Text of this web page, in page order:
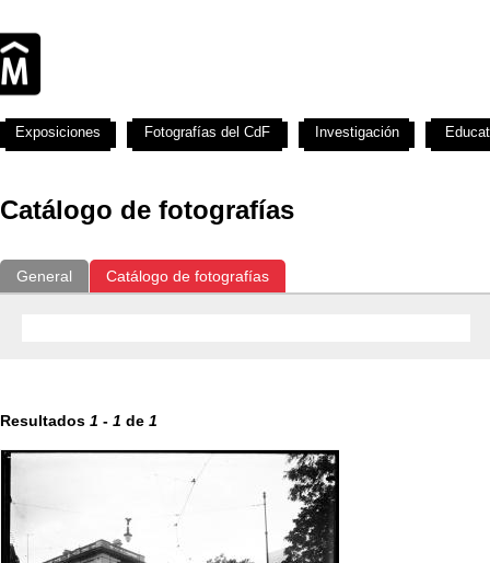
Catálogo de fotografías
General Catálogo de fotografías
Resultados 1 - 1 de 1
Exposiciones Fotografías del CdF Investigación